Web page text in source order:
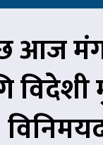
आज
विदेशी